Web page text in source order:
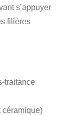
s’appuyer
filières
traitance
céramique)